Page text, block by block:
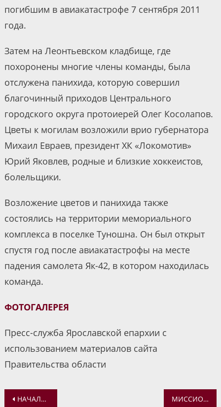
погибшим в авиакатастрофе 7 сентября 2011
года.
Затем на Леонтьевском кладбище, где
похоронены многие члены команды, была
отслужена панихида, которую совершил
благочинный приходов Центрального
городского округа протоиерей Олег Косолапов.
Цветы к могилам возложили врио губернатора
Михаил Евраев, президент ХК «Локомотив»
Юрий Яковлев, родные и близкие хоккеистов,
болельщики.
Возложение цветов и панихида также
состоялись на территории мемориального
комплекса в поселке Туношна. Он был открыт
спустя год после авиакатастрофы на месте
падения самолета Як-42, в котором находилась
команда.
ФОТОГАЛЕРЕЯ
Пресс-служба Ярославской епархии с
использованием материалов сайта
Правительства области
Навигация
НАЧАЛСЯ НОВЫЙ УЧЕБНЫЙ ГОД В СОЦИАЛЬНО-ПРОСВЕТИТЕЛЬСКОМ ЦЕНТРЕ КАЗАНСКОГО МОНАСТЫРЯ МИССИОНЕРСКИЕ ВСТРЕЧИ В МИССИОНЕРСКОМ ОТДЕЛЕ